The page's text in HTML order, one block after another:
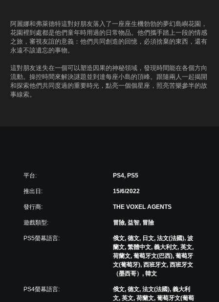
阿麗娜和弗萊德特這對好朋友落入了一座座生機勃勃的夢幻島嶼花園，
花園裡到處都是他們童年時用過的日常物品。他們攜手踏上一段的情感
之旅，審視友誼的意義：他們共同創造的回憶，必須捨棄的東西，還有
永遠不該遺忘的事物。
這對朋友迷失在一個可以塑造因果的神秘領域，發現時間能在各個方向
流動。操控時間來解決謎題並到達每座小島的頂峰。跟隨兩人一起揭開
和探索他們共同度過的重要時光，點亮一個個星座，照亮苦樂參半的故
事線索。
平台: PS4, PS5
推出日: 15/6/2022
發行商: THE VOXEL AGENTS
遊戲類型: 冒險, 益智, 冒險
PS5螢幕語言:
俄文, 德文, 日文, 法文(法國), 波
蘭文, 繁體中文, 義大利文, 英文,
荷蘭文, 葡萄牙文(巴西), 葡萄牙
文(葡萄牙), 西班牙文, 西班牙文
（墨西哥）, 韓文
PS4螢幕語言:
俄文, 德文, 法文(法國), 義大利
文, 英文, 荷蘭文, 葡萄牙文(葡萄